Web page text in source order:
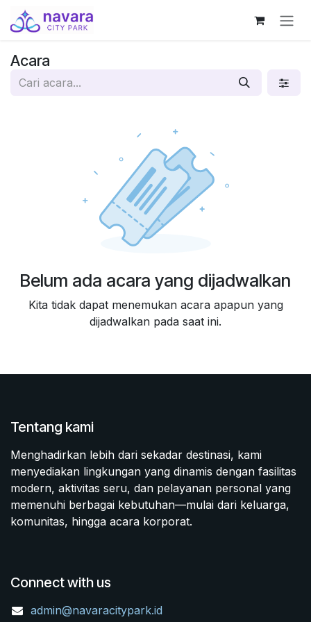
Skip ke Konten
Acara
Belum ada acara yang dijadwalkan
Kita tidak dapat menemukan acara apapun yang
dijadwalkan pada saat ini.
Tentang kami
Menghadirkan lebih dari sekadar destinasi, kami
menyediakan lingkungan yang dinamis dengan fasilitas
modern, aktivitas seru, dan pelayanan personal yang
memenuhi berbagai kebutuhan—mulai dari keluarga,
komunitas, hingga acara korporat.
Connect with us
admin@navaracitypark.id